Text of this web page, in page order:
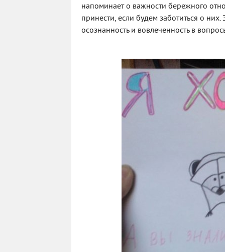
напоминает о важности бережного
принести, если будем заботиться о
осознанность и вовлеченность в